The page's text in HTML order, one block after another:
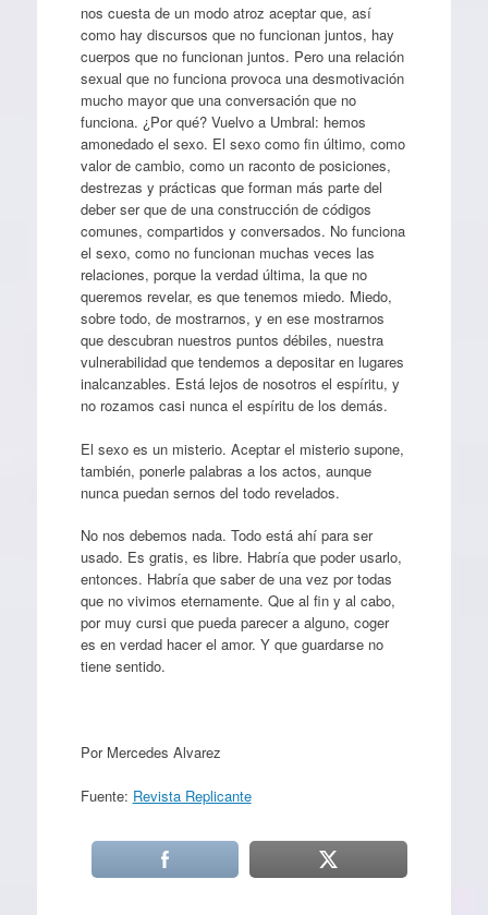
nos cuesta de un modo atroz aceptar que, así
como hay discursos que no funcionan juntos, hay
cuerpos que no funcionan juntos. Pero una relación
sexual que no funciona provoca una desmotivación
mucho mayor que una conversación que no
funciona. ¿Por qué? Vuelvo a Umbral: hemos
amonedado el sexo. El sexo como fin último, como
valor de cambio, como un raconto de posiciones,
destrezas y prácticas que forman más parte del
deber ser que de una construcción de códigos
comunes, compartidos y conversados. No funciona
el sexo, como no funcionan muchas veces las
relaciones, porque la verdad última, la que no
queremos revelar, es que tenemos miedo. Miedo,
sobre todo, de mostrarnos, y en ese mostrarnos
que descubran nuestros puntos débiles, nuestra
vulnerabilidad que tendemos a depositar en lugares
inalcanzables. Está lejos de nosotros el espíritu, y
no rozamos casi nunca el espíritu de los demás.
El sexo es un misterio. Aceptar el misterio supone,
también, ponerle palabras a los actos, aunque
nunca puedan sernos del todo revelados.
No nos debemos nada. Todo está ahí para ser
usado. Es gratis, es libre. Habría que poder usarlo,
entonces. Habría que saber de una vez por todas
que no vivimos eternamente. Que al fin y al cabo,
por muy cursi que pueda parecer a alguno, coger
es en verdad hacer el amor. Y que guardarse no
tiene sentido.
Por Mercedes Alvarez
Fuente: Revista Replicante